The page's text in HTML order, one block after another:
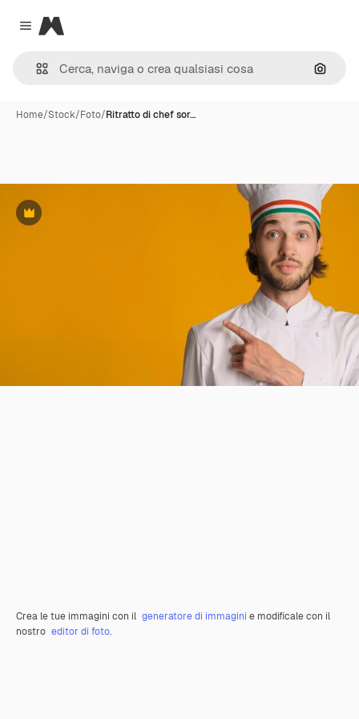
Close menu
Magnific
Cerca
Home/Stock/Foto/Ritratto di chef sor…
Premium
Crea le tue immagini con il generatore di immagini e modificale con il
nostro editor di foto.